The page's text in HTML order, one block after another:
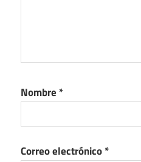
Nombre *
Correo electrónico*